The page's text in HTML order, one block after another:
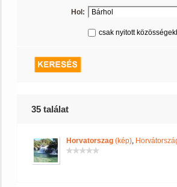
Hol:
csak nyitott
35 találat
Horvatorszag (kép),